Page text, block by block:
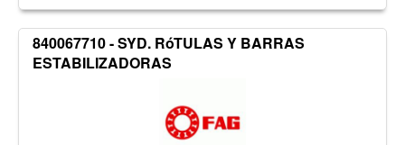
840067710 - SYD. RóTULAS Y BARRAS
ESTABILIZADORAS